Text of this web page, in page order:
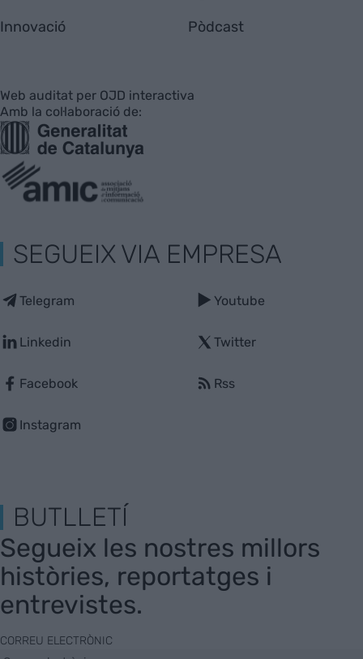
Innovació Pòdcast
Web auditat per OJD interactiva
Amb la col·laboració de:
SEGUEIX VIA EMPRESA
Telegram
Linkedin
Facebook
Instagram
Youtube
Twitter
Rss
BUTLLETÍ
Segueix les nostres millors
històries, reportatges i
entrevistes.
CORREU ELECTRÒNIC